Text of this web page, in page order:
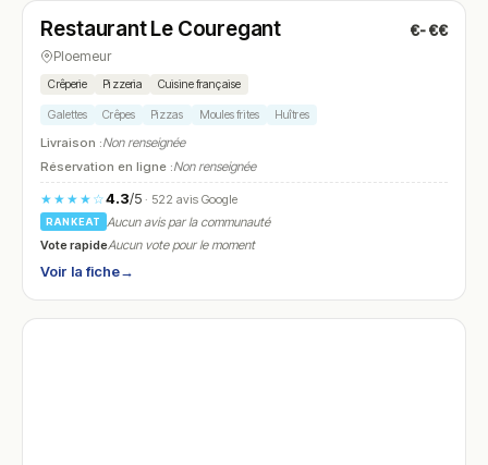
N° 28
Restaurant Le Couregant €-€€
Ploemeur
Crêperie Pizzeria Cuisine française
Galettes Crêpes Pizzas Moules frites Huîtres
Livraison :Non renseignée
Réservation en ligne :Non renseignée
★★★★☆4.3/5· 522 avis Google
RANKEAT
Aucun avis par la communauté
Vote rapideAucun vote pour le moment
Voir la fiche→